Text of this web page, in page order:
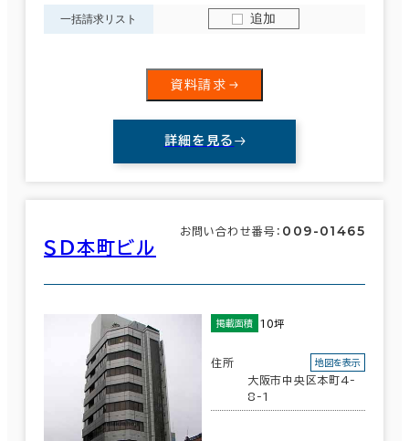
一括請求リスト 追加
資料請求
詳細を見る
ＳＤ本町ビル
お問い合わせ番号： 009-01465
掲載面積 10坪
住所
大阪市中央区本町4-
8-1
地図を表示